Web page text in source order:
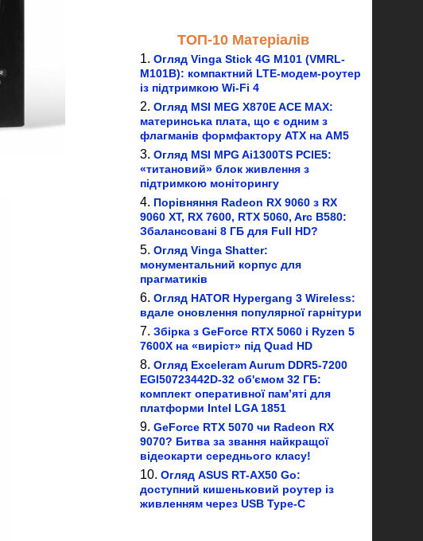
ТОП-10 Матеріалів
Огляд Vinga Stick 4G M101 (VMRL-
M101B): компактний LTE-модем-роутер
із підтримкою Wi-Fi 4
Огляд MSI MEG X870E ACE MAX:
материнська плата, що є одним з
флагманів формфактору ATX на AM5
Огляд MSI MPG Ai1300TS PCIE5:
«титановий» блок живлення з
підтримкою моніторингу
Порівняння Radeon RX 9060 з RX
9060 XT, RX 7600, RTX 5060, Arc B580:
Збалансовані 8 ГБ для Full HD?
Огляд Vinga Shatter:
монументальний корпус для
прагматиків
Огляд HATOR Hypergang 3 Wireless:
вдале оновлення популярної гарнітури
Збірка з GeForce RTX 5060 і Ryzen 5
7600X на «виріст» під Quad HD
Огляд Exceleram Aurum DDR5-7200
EGI50723442D-32 об'ємом 32 ГБ:
комплект оперативної пам’яті для
платформи Intel LGA 1851
GeForce RTX 5070 чи Radeon RX
9070? Битва за звання найкращої
відеокарти середнього класу!
Огляд ASUS RT-AX50 Go:
доступний кишеньковий роутер із
живленням через USB Type-C